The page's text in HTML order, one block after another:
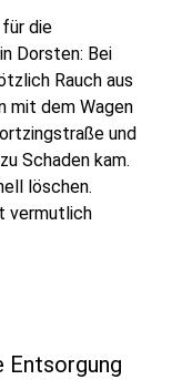
die
Dorsten: Bei
Rauch aus
mit dem Wagen
und
Schaden kam.
löschen.
vermutlich